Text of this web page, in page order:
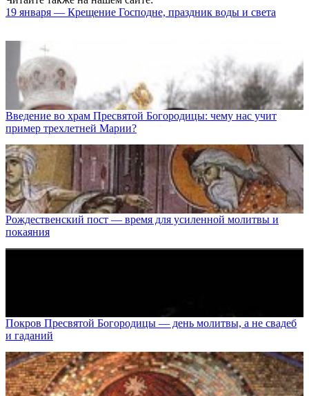
19 января — Крещение Господне, праздник воды и света
Введение во храм Пресвятой Богородицы: чему нас учит
пример трехлетней Марии?
Рождественский пост — время для усиленной молитвы и
покаяния
Покров Пресвятой Богородицы — день молитвы, а не свадеб
и гаданий